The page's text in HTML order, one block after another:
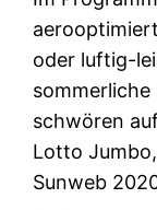
oder luftig-
sommerliche
schwören
Lotto
Sunweb